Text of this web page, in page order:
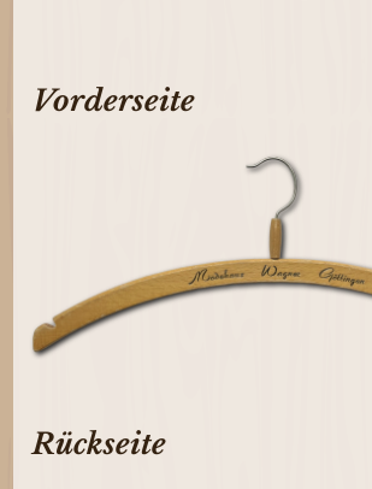
Vorderseite
Rückseite